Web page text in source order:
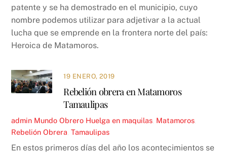
patente y se ha demostrado en el municipio, cuyo
nombre podemos utilizar para adjetivar a la actual
lucha que se emprende en la frontera norte del país:
Heroica de Matamoros.
19 ENERO, 2019
Rebelión obrera en Matamoros
Tamaulipas
admin Mundo Obrero Huelga en maquilas Matamoros
Rebelión Obrera ,Tamaulipas
En estos primeros días del año los acontecimientos se